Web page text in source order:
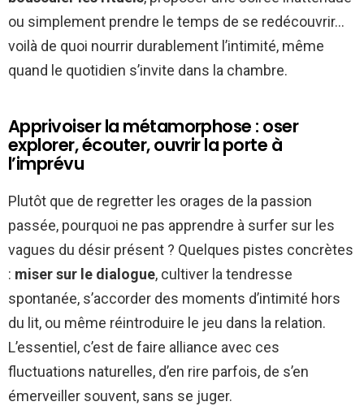
ou simplement prendre le temps de se redécouvrir…
voilà de quoi nourrir durablement l’intimité, même
quand le quotidien s’invite dans la chambre.
Apprivoiser la métamorphose : oser
explorer, écouter, ouvrir la porte à
l’imprévu
Plutôt que de regretter les orages de la passion
passée, pourquoi ne pas apprendre à surfer sur les
vagues du désir présent ? Quelques pistes concrètes
: miser sur le dialogue, cultiver la tendresse
spontanée, s’accorder des moments d’intimité hors
du lit, ou même réintroduire le jeu dans la relation.
L’essentiel, c’est de faire alliance avec ces
fluctuations naturelles, d’en rire parfois, de s’en
émerveiller souvent, sans se juger.